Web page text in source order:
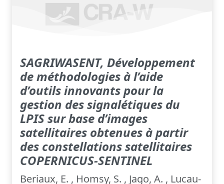
SAGRIWASENT, Développement
de méthodologies à l’aide
d’outils innovants pour la
gestion des signalétiques du
LPIS sur base d’images
satellitaires obtenues à partir
des constellations satellitaires
COPERNICUS-SENTINEL
Beriaux, E. , Homsy, S. , Jago, A. , Lucau-